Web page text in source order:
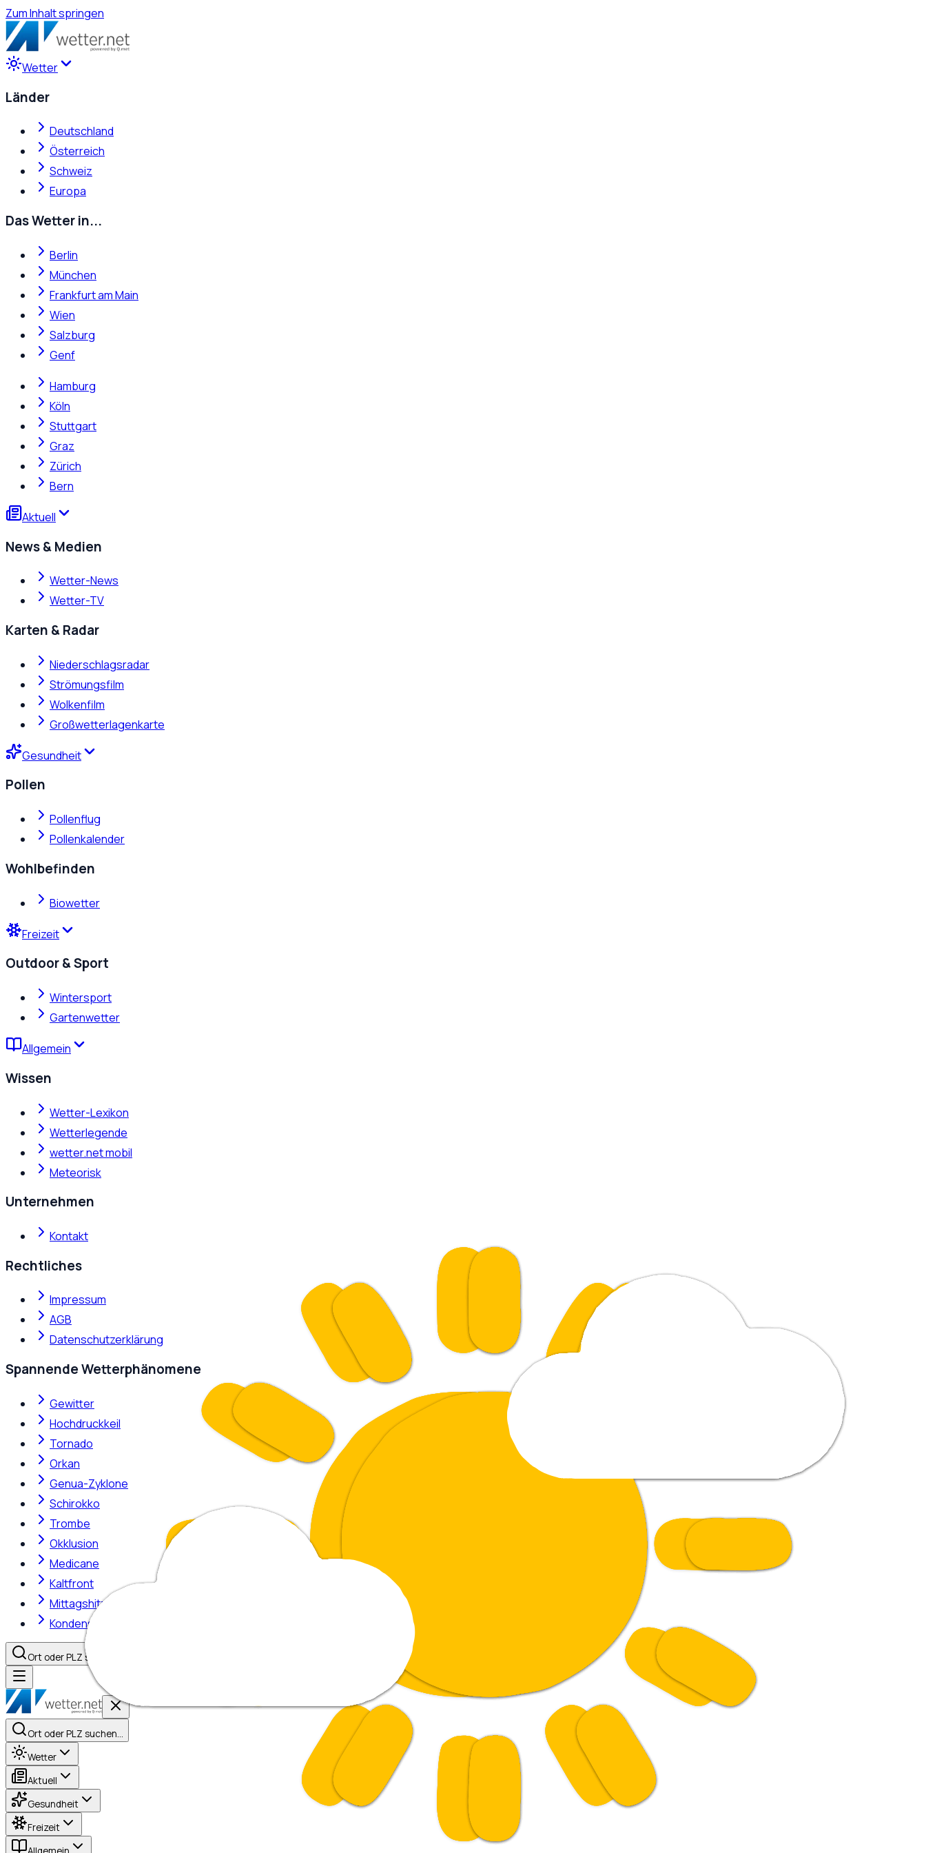
Zum Inhalt springen
Wetter
Länder
Deutschland
Österreich
Schweiz
Europa
Das Wetter in...
Berlin
München
Frankfurt am Main
Wien
Salzburg
Genf
Hamburg
Köln
Stuttgart
Graz
Zürich
Bern
Aktuell
News & Medien
Wetter-News
Wetter-TV
Karten & Radar
Niederschlagsradar
Strömungsfilm
Wolkenfilm
Großwetterlagenkarte
Gesundheit
Pollen
Pollenflug
Pollenkalender
Wohlbefinden
Biowetter
Freizeit
Outdoor & Sport
Wintersport
Gartenwetter
Allgemein
Wissen
Wetter-Lexikon
Wetterlegende
wetter.net mobil
Meteorisk
Unternehmen
Kontakt
Rechtliches
Impressum
AGB
Datenschutzerklärung
Spannende Wetterphänomene
Gewitter
Hochdruckkeil
Tornado
Orkan
Genua-Zyklone
Schirokko
Trombe
Okklusion
Medicane
Kaltfront
Mittagshitze
Kondensstreifen
Ort oder PLZ suchen…
Ort oder PLZ suchen…
Wetter
Aktuell
Gesundheit
Freizeit